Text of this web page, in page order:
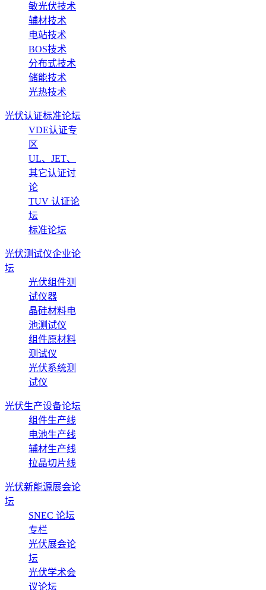
敏光伏技术
辅材技术
电站技术
BOS技术
分布式技术
储能技术
光热技术
光伏认证标准论坛
VDE认证专
区
UL、JET、
其它认证讨
论
TUV 认证论
坛
标准论坛
光伏测试仪企业论
坛
光伏组件测
试仪器
晶硅材料电
池测试仪
组件原材料
测试仪
光伏系统测
试仪
光伏生产设备论坛
组件生产线
电池生产线
辅材生产线
拉晶切片线
光伏新能源展会论
坛
SNEC 论坛
专栏
光伏展会论
坛
光伏学术会
议论坛